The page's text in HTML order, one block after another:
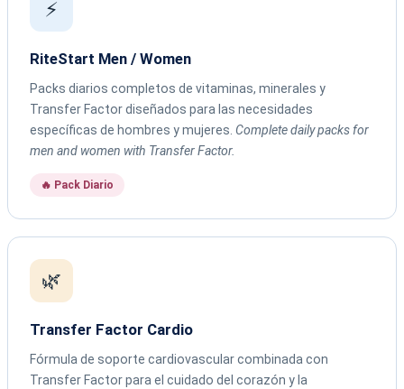
⚡
RiteStart Men / Women
Packs diarios completos de vitaminas, minerales y
Transfer Factor diseñados para las necesidades
específicas de hombres y mujeres. Complete daily packs for
men and women with Transfer Factor.
🔥 Pack Diario
🌿
Transfer Factor Cardio
Fórmula de soporte cardiovascular combinada con
Transfer Factor para el cuidado del corazón y la